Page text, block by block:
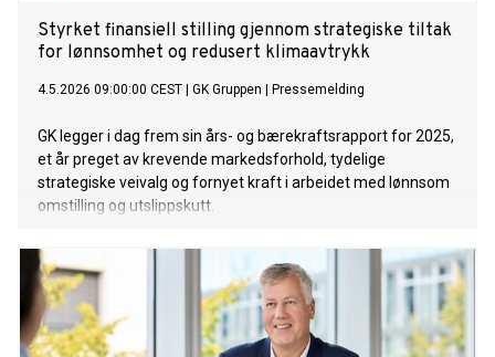
Styrket finansiell stilling gjennom strategiske tiltak
for lønnsomhet og redusert klimaavtrykk
4.5.2026 09:00:00 CEST GK Gruppen Pressemelding
GK legger i dag frem sin års- og bærekraftsrapport for 2025,
et år preget av krevende markedsforhold, tydelige
strategiske veivalg og fornyet kraft i arbeidet med lønnsom
omstilling og utslippskutt.